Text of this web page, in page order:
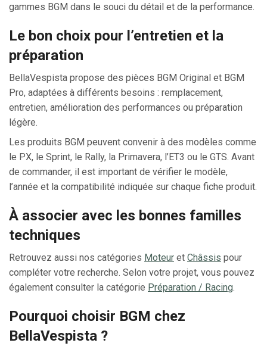
gammes BGM dans le souci du détail et de la performance.
Le bon choix pour l’entretien et la
préparation
BellaVespista propose des pièces BGM Original et BGM
Pro, adaptées à différents besoins : remplacement,
entretien, amélioration des performances ou préparation
légère.
Les produits BGM peuvent convenir à des modèles comme
le PX, le Sprint, le Rally, la Primavera, l’ET3 ou le GTS. Avant
de commander, il est important de vérifier le modèle,
l’année et la compatibilité indiquée sur chaque fiche produit.
À associer avec les bonnes familles
techniques
Retrouvez aussi nos catégories Moteur et Châssis pour
compléter votre recherche. Selon votre projet, vous pouvez
également consulter la catégorie Préparation / Racing.
Pourquoi choisir BGM chez
BellaVespista ?